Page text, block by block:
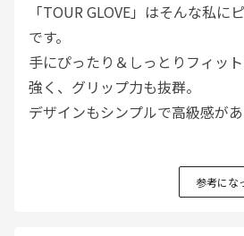
「TOUR GLOVE」はそんな私に
です。
手にぴったり＆しっとりフィッ
強く、グリップ力も抜群。
デザインもシンプルで高級感が
参考にな